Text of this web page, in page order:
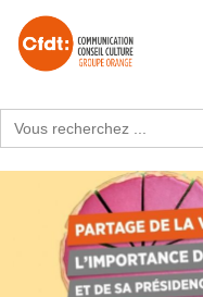
for: